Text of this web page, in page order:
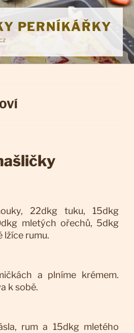
PERNÍKÁŘKY
22dkg tuku, 15dkg
mletých ořechů, 5dkg
lžíce rumu.
a plníme krémem.
k sobě.
rum a 15dkg mletého